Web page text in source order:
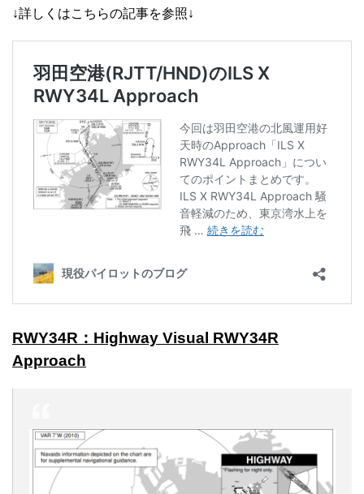
↓詳しくはこちらの記事を参照↓
RWY34R：Highway Visual RWY34R
Approach